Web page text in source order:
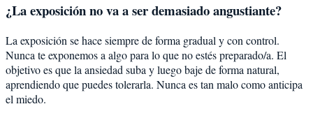
¿La exposición no va a ser demasiado angustiante?
La exposición se hace siempre de forma gradual y con control.
Nunca te exponemos a algo para lo que no estés preparado/a. El
objetivo es que la ansiedad suba y luego baje de forma natural,
aprendiendo que puedes tolerarla. Nunca es tan malo como anticipa
el miedo.